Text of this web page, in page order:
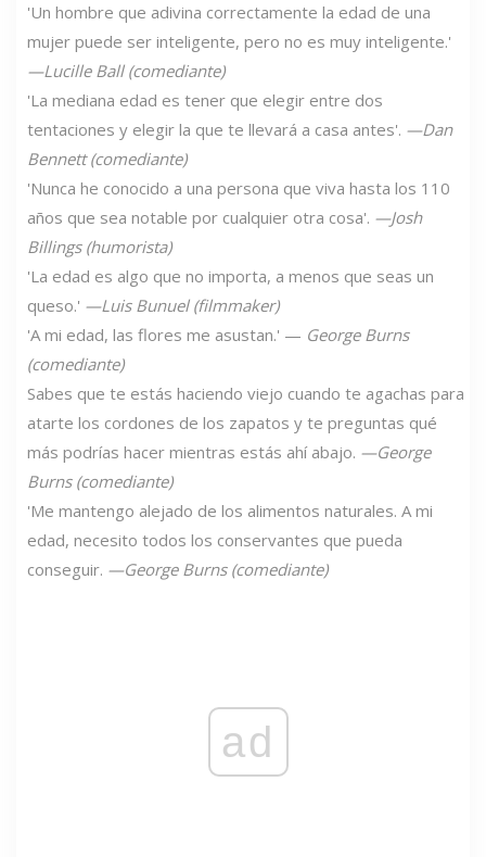
'Un hombre que adivina correctamente la edad de una
mujer puede ser inteligente, pero no es muy inteligente.'
—Lucille Ball (comediante)
'La mediana edad es tener que elegir entre dos
tentaciones y elegir la que te llevará a casa antes'. —Dan
Bennett (comediante)
'Nunca he conocido a una persona que viva hasta los 110
años que sea notable por cualquier otra cosa'. —Josh
Billings (humorista)
'La edad es algo que no importa, a menos que seas un
queso.' —Luis Bunuel (filmmaker)
'A mi edad, las flores me asustan.' — George Burns
(comediante)
Sabes que te estás haciendo viejo cuando te agachas para
atarte los cordones de los zapatos y te preguntas qué
más podrías hacer mientras estás ahí abajo. —George
Burns (comediante)
'Me mantengo alejado de los alimentos naturales. A mi
edad, necesito todos los conservantes que pueda
conseguir. —George Burns (comediante)
ad